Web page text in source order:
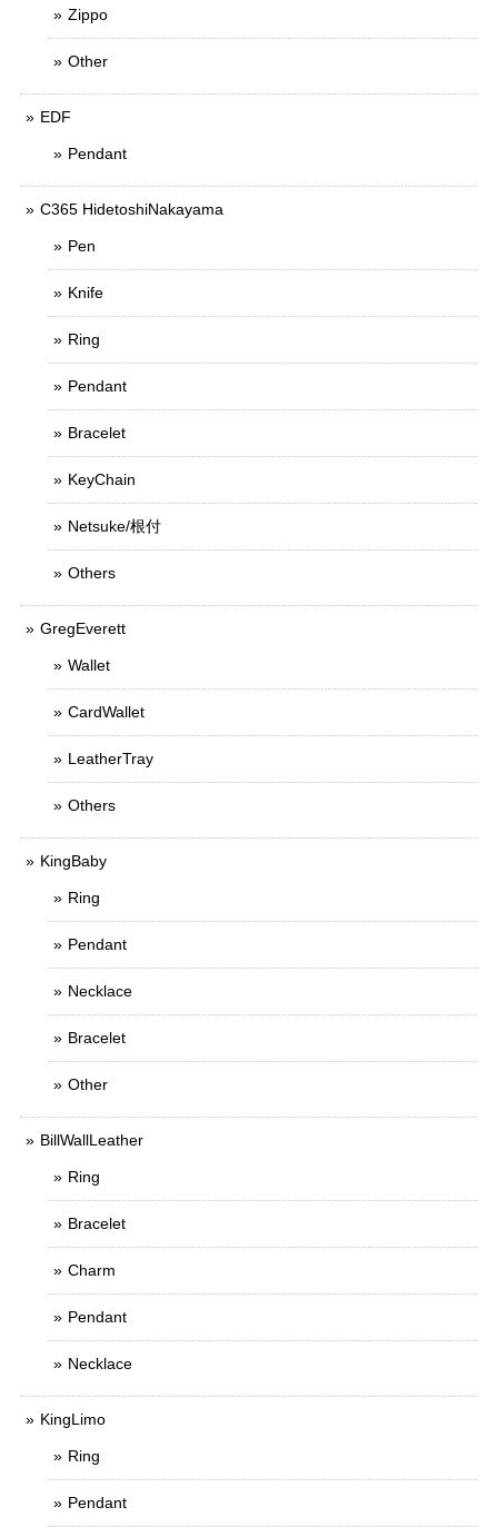
Zippo
Other
EDF
Pendant
C365 HidetoshiNakayama
Pen
Knife
Ring
Pendant
Bracelet
KeyChain
Netsuke/根付
Others
GregEverett
Wallet
CardWallet
LeatherTray
Others
KingBaby
Ring
Pendant
Necklace
Bracelet
Other
BillWallLeather
Ring
Bracelet
Charm
Pendant
Necklace
KingLimo
Ring
Pendant